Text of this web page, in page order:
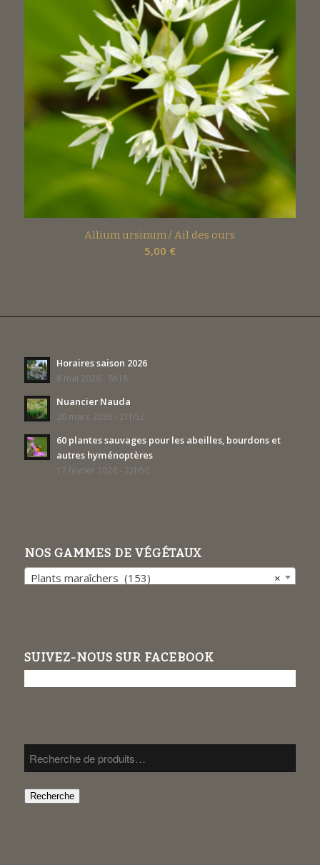
Allium ursinum / Ail des ours
5,00 €
Horaires saison 2026
8 mai 2026 - 8h18
Nuancier Nauda
20 mars 2026 - 21h52
60 plantes sauvages pour les abeilles, bourdons et
autres hyménoptères
17 février 2026 - 22h50
NOS GAMMES DE VÉGÉTAUX
×
Plants maraîchers (153)
SUIVEZ-NOUS SUR FACEBOOK
Recherche